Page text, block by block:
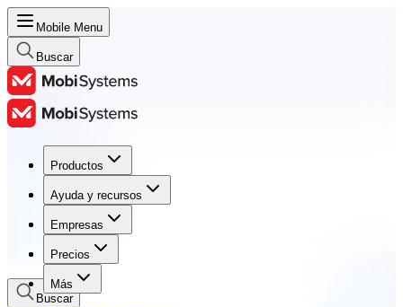
Mobile Menu
Buscar
Productos
Ayuda y recursos
Empresas
Precios
Más
Productos
Ayuda y recursos
Empresas
Precios
Buscar